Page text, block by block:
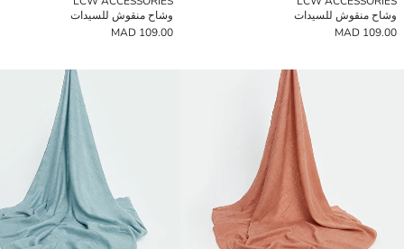
وشاح منقوش للسيدات
109.00 MAD
وشاح منقوش للسيدات
109.00 MAD